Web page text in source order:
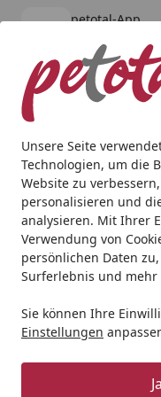
Unsere Seite
Technologien, um die
Website zu
personalisieren und
analysieren. Mit Ihrer
Verwendung von
persönlichen Daten
Surferlebnis und
Sie können Ihre
Einstellungen
petotal-App
kostenlos - Im App
Alle Produkte
Mein Konto
Suchen
Startseite
Hund
bosch Puppy
4.9